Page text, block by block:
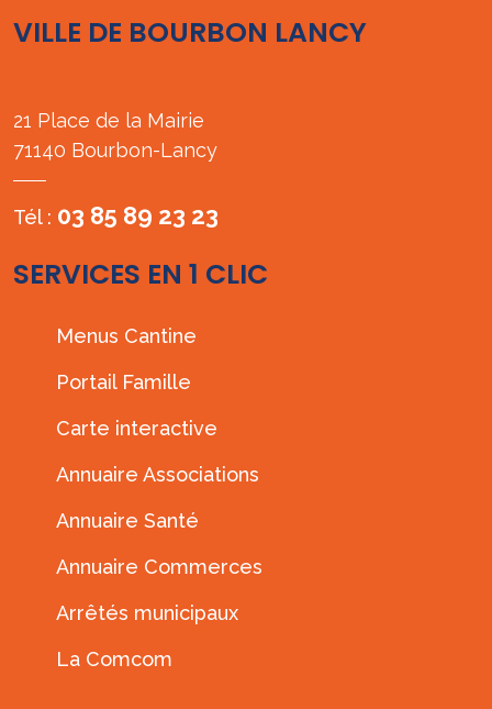
VILLE DE BOURBON LANCY
21 Place de la Mairie
71140 Bourbon-Lancy
Tél : 03 85 89 23 23
SERVICES EN 1 CLIC
Menus Cantine
Portail Famille
Carte interactive
Annuaire Associations
Annuaire Santé
Annuaire Commerces
Arrêtés municipaux
La Comcom